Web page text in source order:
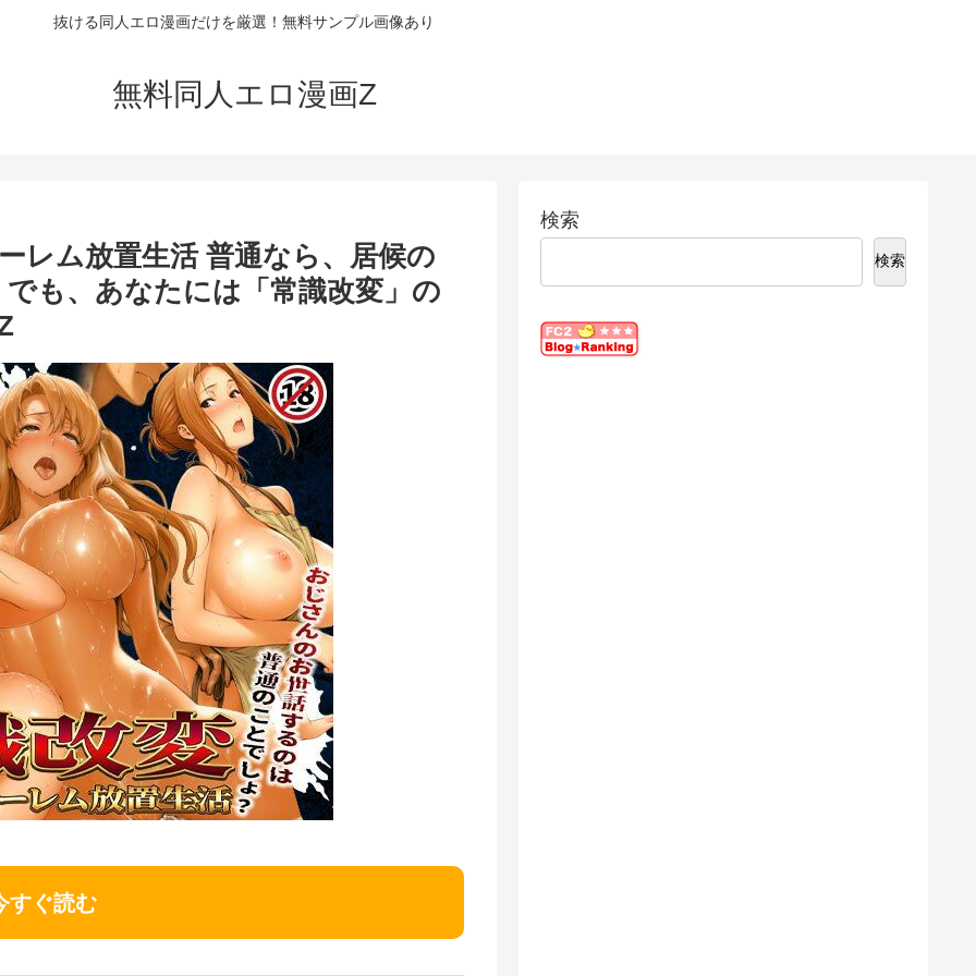
抜ける同人エロ漫画だけを厳選！無料サンプル画像あり
無料同人エロ漫画Z
レム放置生活 普通なら、居候の
も、あなたには「常識改変」の
ぐ読む
検索
検索